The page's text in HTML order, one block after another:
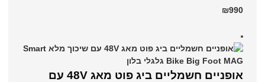
₪990
אופניים חשמליים ביג פוט מאג 48V עם